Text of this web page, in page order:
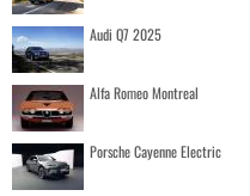
Audi Q7 2025
Alfa Romeo Montreal
Porsche Cayenne Electric